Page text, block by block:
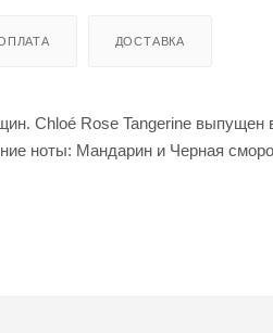
ДОСТАВКА
Chloé Rose Tangerine выпущен
ноты: Мандарин и Черная